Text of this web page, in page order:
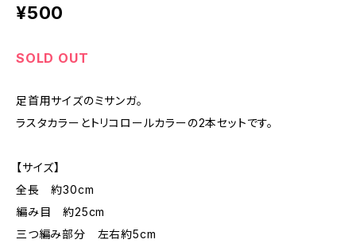
¥500
SOLD OUT
足首用サイズのミサンガ。
ラスタカラーとトリコロールカラーの2本セットです。
【サイズ】
全長 約30cm
編み目 約25cm
三つ編み部分 左右約5cm